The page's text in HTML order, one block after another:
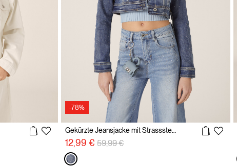
-78%
12,99 € Preisreduzierung von
59,99 €auf